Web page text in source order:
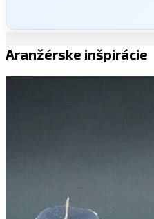
Aranžérske inšpirácie